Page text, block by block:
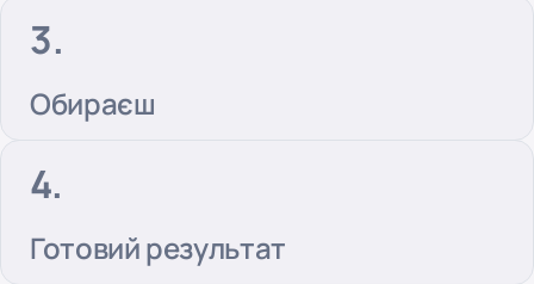
Обираєш
Готовий результат